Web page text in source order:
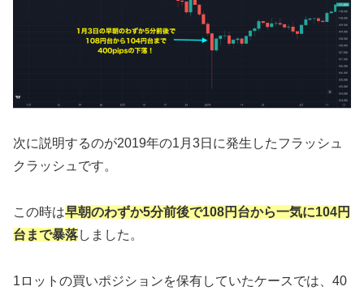
次に説明するのが2019年の1月3日に発生したフラッシュ
クラッシュです。
この時は早朝のわずか5分前後で108円台から一気に104円
台まで暴落しました。
1ロットの買いポジションを保有していたケースでは、40